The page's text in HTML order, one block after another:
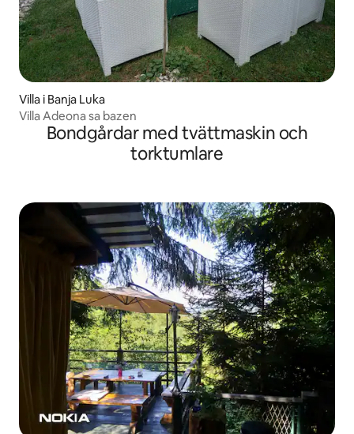
Villa i Banja Luka
Villa Adeona sa bazen
Bondgårdar med tvättmaskin och
torktumlare